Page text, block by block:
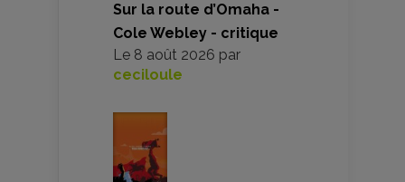
Sur la route d’Omaha -
Cole Webley - critique
Le 8 août 2026 par
ceciloule